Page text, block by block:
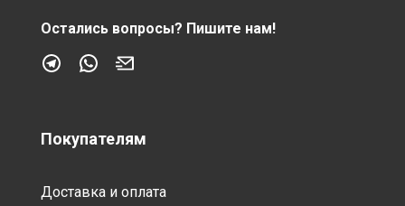
Остались вопросы? Пишите нам!
Покупателям
Доставка и оплата